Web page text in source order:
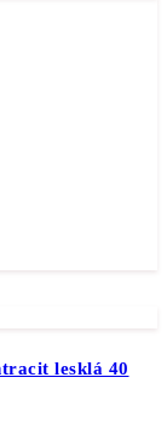
lesklá 40